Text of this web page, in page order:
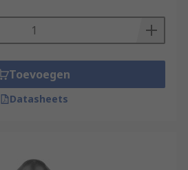
Toevoegen
Datasheets